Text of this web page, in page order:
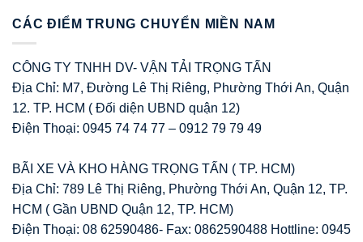
CÁC ĐIỂM TRUNG CHUYỂN MIỀN NAM
CÔNG TY TNHH DV- VẬN TẢI TRỌNG TẤN
Địa Chỉ: M7, Đường Lê Thị Riêng, Phường Thới An, Quận
12. TP. HCM ( Đối diện UBND quận 12)
Điện Thoại: 0945 74 74 77 – 0912 79 79 49
BÃI XE VÀ KHO HÀNG TRỌNG TẤN ( TP. HCM)
Địa Chỉ: 789 Lê Thị Riêng, Phường Thới An, Quận 12, TP.
HCM ( Gần UBND Quận 12, TP. HCM)
Điện Thoại: 08 62590486- Fax: 0862590488 Hottline: 0945